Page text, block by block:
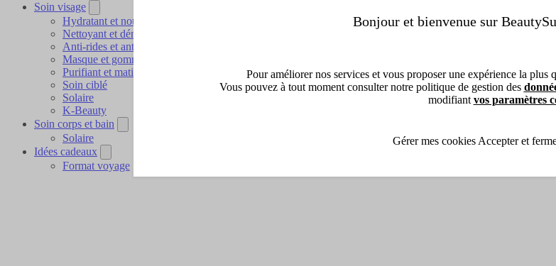
Soin visage
Hydratant et nourrissant
Nettoyant et démaquillant
Anti-rides et anti-âge
Masque et gommage
Purifiant et matifiant
Soin ciblé
Solaire
K-Beauty
Soin corps et bain
Solaire
Idées cadeaux
Format voyage
Bonjour et bienvenue sur
Pour améliorer nos services et vous proposer une expérience la
Vous pouvez à tout moment consulter notre politique de gestion des
modifiant vos paramètres
Gérer mes cookies Accepter et